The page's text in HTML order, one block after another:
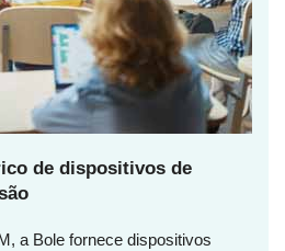
de dispositivos de
a Bole fornece dispositivos